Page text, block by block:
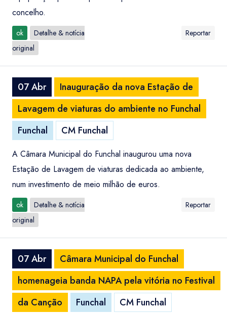
concelho.
ok
Detalhe & notícia
original
Reportar
07 Abr
Inauguração da nova Estação de
Lavagem de viaturas do ambiente no Funchal
Funchal
CM Funchal
A Câmara Municipal do Funchal inaugurou uma nova
Estação de Lavagem de viaturas dedicada ao ambiente,
num investimento de meio milhão de euros.
ok
Detalhe & notícia
original
Reportar
07 Abr
Câmara Municipal do Funchal
homenageia banda NAPA pela vitória no Festival
da Canção
Funchal CM Funchal